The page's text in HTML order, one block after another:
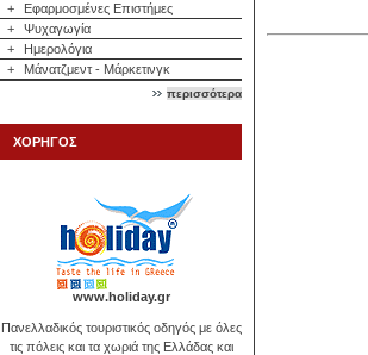
+
Εφαρμοσμένες Επιστήμες
+
Ψυχαγωγία
+
Ημερολόγια
+
Μάνατζμεντ - Μάρκετινγκ
περισσότερα
ΧΟΡΗΓΟΣ
www.holiday.gr
Πανελλαδικός τουριστικός οδηγός με όλες
τις πόλεις και τα χωριά της Ελλάδας και